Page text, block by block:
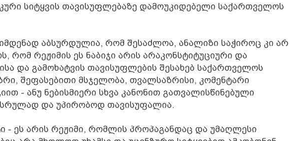
სიტყვის თავისუფლებაზე დამოუკიდებელი საქართველოს
აბსურდულია, რომ შესაძლოა, ანალიზი საჭიროც კი არ
რომ რეჟიმის ეს ნაბიჯი არის არაკონსტიტუციური და
და გამოხატვის თავისუფლების შესახებ საქართველოს
შეფასებითი მსჯელობა, თვალსაზრისი, კომენტარი
- ანუ ნებისმიერი სხვა კანონით გათვალისწინებული
სრულად და უპირობოდ თავისუფალია.
- ეს არის რეჟიმი, რომლის პროპაგანდაც და უმაღლესი